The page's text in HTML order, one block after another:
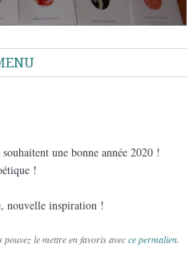
une bonne année 2020 !
!
nouvelle inspiration !
pouvez le mettre en favoris avecce permalien.